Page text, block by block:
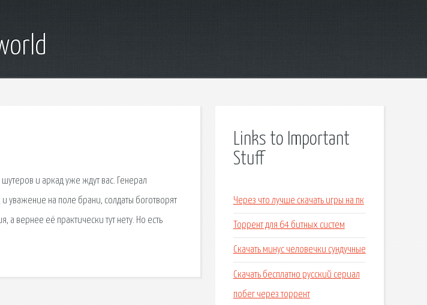
и аркад уже ждут вас. Генерал
уважение на поле брани, солдаты боготворят
а вернее её практически тут нету. Но есть
Links to Important
Stuff
Через что лучше скачать игры на пк
Торрент для 64 битных систем
Скачать минус человечки сундучные
Скачать бесплатно русский сериал
побег через торрент